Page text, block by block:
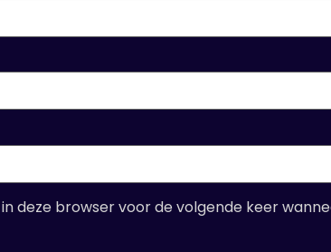
deze browser voor de volgende keer